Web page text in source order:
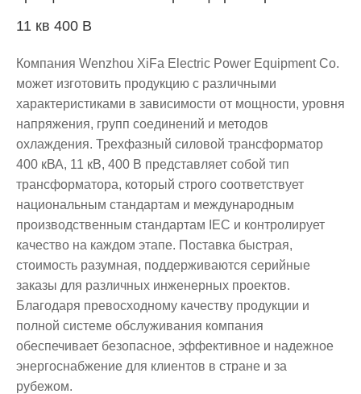
11 кв 400 В
Компания Wenzhou XiFa Electric Power Equipment Co.
может изготовить продукцию с различными
характеристиками в зависимости от мощности, уровня
напряжения, групп соединений и методов
охлаждения. Трехфазный силовой трансформатор
400 кВА, 11 кВ, 400 В представляет собой тип
трансформатора, который строго соответствует
национальным стандартам и международным
производственным стандартам IEC и контролирует
качество на каждом этапе. Поставка быстрая,
стоимость разумная, поддерживаются серийные
заказы для различных инженерных проектов.
Благодаря превосходному качеству продукции и
полной системе обслуживания компания
обеспечивает безопасное, эффективное и надежное
энергоснабжение для клиентов в стране и за
рубежом.